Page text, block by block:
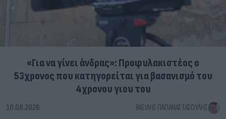
«Για να γίνει άνδρας»: Προφυλακιστέος ο
53χρονος που κατηγορείται για βασανισμό του
4χρονου γιου του
10.08.2026 ΒΑΣΊΛΗΣ ΠΑΠΑΝΑΣΤΑΣΟΎΛΗΣ